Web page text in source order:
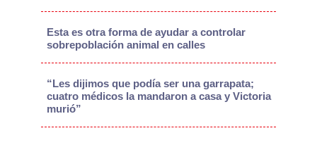
Esta es otra forma de ayudar a controlar
sobrepoblación animal en calles
“Les dijimos que podía ser una garrapata;
cuatro médicos la mandaron a casa y Victoria
murió”